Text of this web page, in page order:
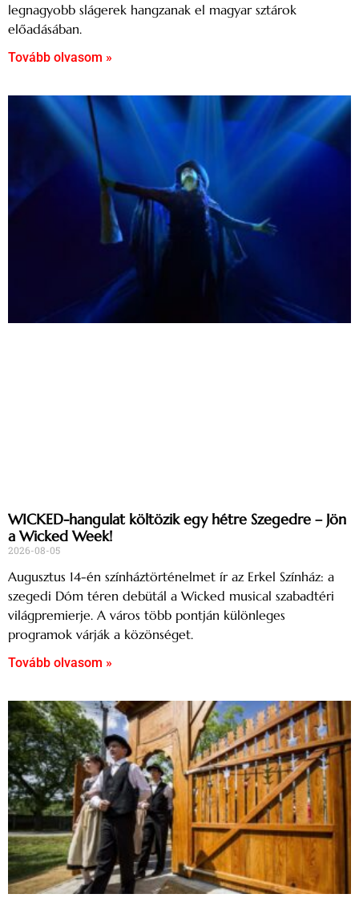
legnagyobb slágerek hangzanak el magyar sztárok
előadásában.
Tovább olvasom »
WICKED-hangulat költözik egy hétre Szegedre – Jön
a Wicked Week!
2026-08-05
Augusztus 14-én színháztörténelmet ír az Erkel Színház: a
szegedi Dóm téren debütál a Wicked musical szabadtéri
világpremierje. A város több pontján különleges
programok várják a közönséget.
Tovább olvasom »